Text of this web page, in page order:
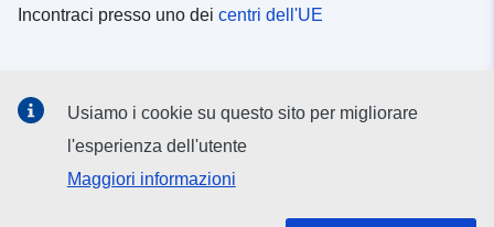
Incontraci presso uno dei centri dell'UE
Cerca icanali social
Usiamo i cookie su questo sito per migliorare
l'esperienza dell'utente
Maggiori informazioni